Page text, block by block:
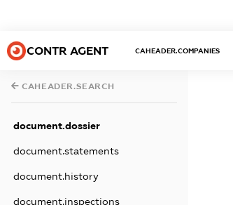
CONTR AGENT CAHEADER.COMPANIES
CAHEADER.SEARCH
document.dossier
document.statements
document.history
document.inspections